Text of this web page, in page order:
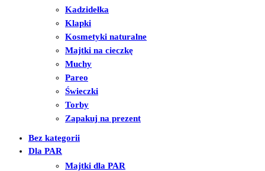
Kadzidełka
Klapki
Kosmetyki naturalne
Majtki na cieczkę
Muchy
Pareo
Świeczki
Torby
Zapakuj na prezent
Bez kategorii
Dla PAR
Majtki dla PAR